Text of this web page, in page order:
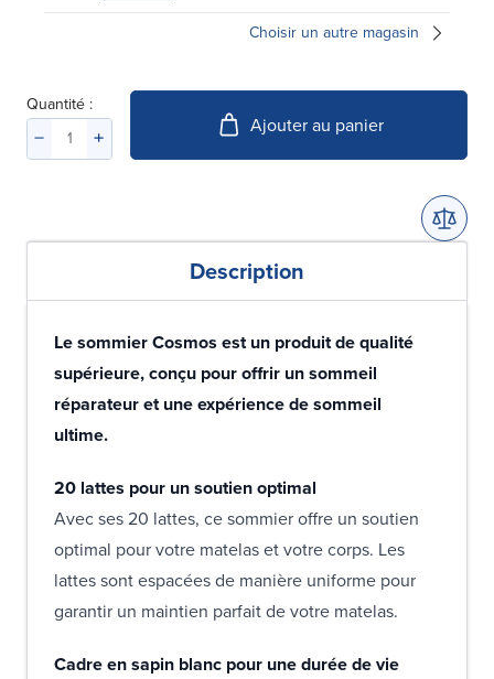
Choisir un autre magasin
Quantité :
Ajouter au panier
Description
Le sommier Cosmos est un produit de qualité
supérieure, conçu pour offrir un sommeil
réparateur et une expérience de sommeil
ultime.
20 lattes pour un soutien optimal
Avec ses 20 lattes, ce sommier offre un soutien
optimal pour votre matelas et votre corps. Les
lattes sont espacées de manière uniforme pour
garantir un maintien parfait de votre matelas.
Cadre en sapin blanc pour une durée de vie